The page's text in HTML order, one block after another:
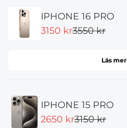
IPHONE 16 PRO
3150 kr3550 kr
Läs mer
IPHONE 15 PRO
2650 kr3150 kr